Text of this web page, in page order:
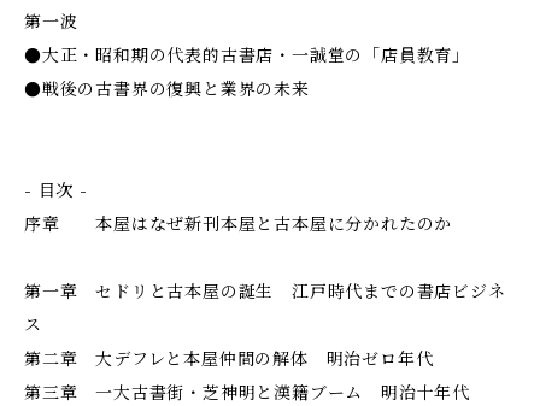
第一波
●大正・昭和期の代表的古書店・一誠堂の「店員教育」
●戦後の古書界の復興と業界の未来
- 目次 -
序章 本屋はなぜ新刊本屋と古本屋に分かれたのか
第一章 セドリと古本屋の誕生 江戸時代までの書店ビジネ
ス
第二章 大デフレと本屋仲間の解体 明治ゼロ年代
第三章 一大古書街・芝神明と漢籍ブーム 明治十年代